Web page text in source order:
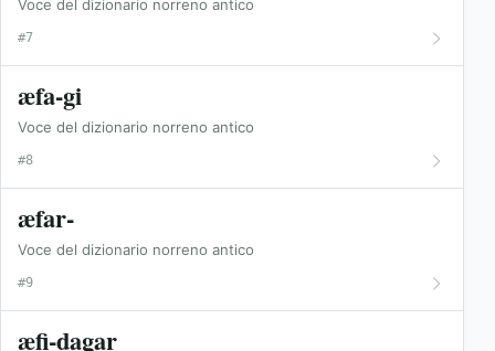
Voce del dizionario norreno antico
#7
æfa-gi
Voce del dizionario norreno antico
#8
æfar-
Voce del dizionario norreno antico
#9
æfi-dagar